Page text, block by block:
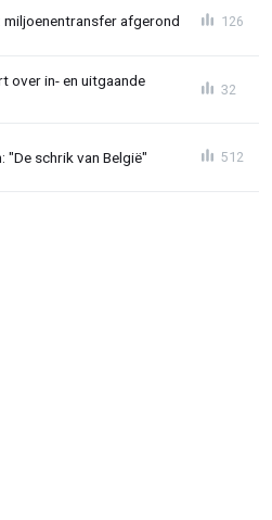
afgerond 126
over in- en uitgaande
32
"De schrik van België" 512